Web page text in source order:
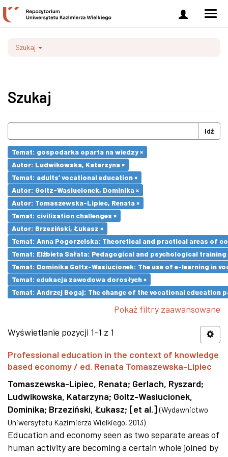
Zaloguj
się
Szukaj
Szukaj
Idź
Temat: gospodarka oparta na wiedzy ×
Autor: Ludwikowska, Katarzyna ×
Temat: adults’ vocational education ×
Autor: Goltz-Wasiucionek, Dominika ×
Autor: Tomaszewska-Lipiec, Renata ×
Temat: civilization challenges ×
Autor: Brzeziński, Łukasz ×
Temat: Anna Pogorzelska: Theoretical and practical areas of
Temat: Elżbieta Sałata: Pedagogical and psychological
Temat: Dominika Goltz-Wasiucionek: The use of e-learning in
Temat: edukacja zawodowa dorosłych ×
Temat: Andrzej Bogaj: The change of the vocational education
Pokaż filtry zaawansowane
Wyświetlanie pozycji 1-1 z 1
Professional education in the context of knowledge
based economy / ed. Renata Tomaszewska-Lipiec
Tomaszewska-Lipiec, Renata; Gerlach, Ryszard;
Ludwikowska, Katarzyna; Goltz-Wasiucionek,
Dominika; Brzeziński, Łukasz; [et al.] (Wydawnictwo
Uniwersytetu Kazimierza Wielkiego, 2013)
Education and economy seen as two separate areas of
human activity are becoming a certain whole joined by